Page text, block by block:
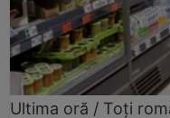
Ultima oră / Toți